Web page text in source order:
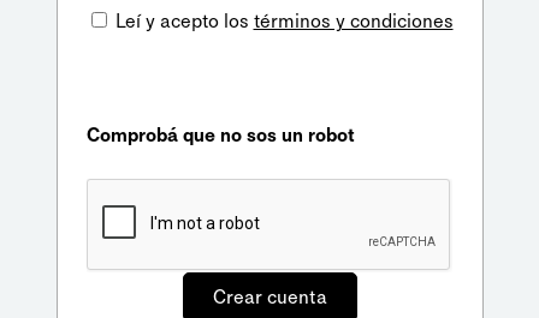
Leí y acepto los términos y condiciones
Comprobá que no sos un robot